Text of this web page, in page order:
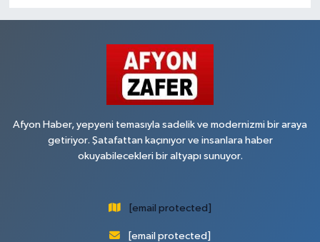
Afyon Haber, yepyeni temasıyla sadelik ve modernizmi bir araya
getiriyor. Şatafattan kaçınıyor ve insanlara haber
okuyabilecekleri bir altyapı sunuyor.
[email protected]
[email protected]